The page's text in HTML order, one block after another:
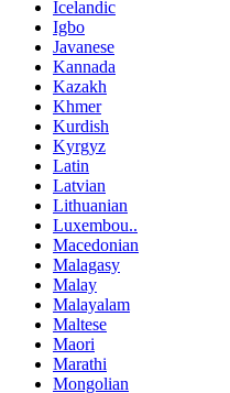
Icelandic
Igbo
Javanese
Kannada
Kazakh
Khmer
Kurdish
Kyrgyz
Latin
Latvian
Lithuanian
Luxembou..
Macedonian
Malagasy
Malay
Malayalam
Maltese
Maori
Marathi
Mongolian